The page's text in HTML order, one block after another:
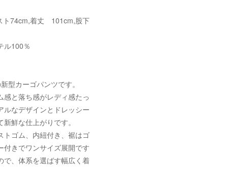
ト74cm,着丈 101cm,股下
ル100％
型カーゴパンツです。
感と落ち感がレディ感たっ
ルなデザインとドレッシー
鮮な仕上がりです。
トゴム、内紐付き、裾はゴ
付きでワンサイズ展開です
で、体系を選ばす幅広く着